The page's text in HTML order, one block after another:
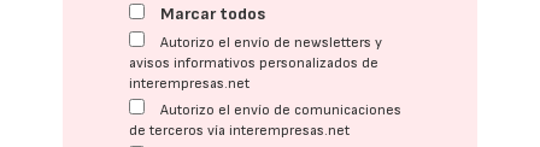
Marcar todos
Autorizo el envío de newsletters y
avisos informativos personalizados de
interempresas.net
Autorizo el envío de comunicaciones
de terceros vía interempresas.net